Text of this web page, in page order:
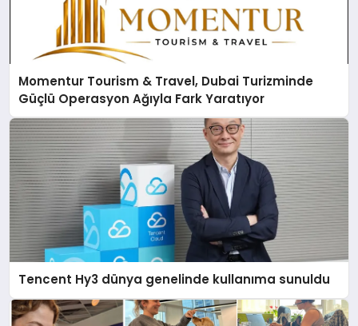
Momentur Tourism & Travel, Dubai Turizminde
Güçlü Operasyon Ağıyla Fark Yaratıyor
Tencent Hy3 dünya genelinde kullanıma sunuldu